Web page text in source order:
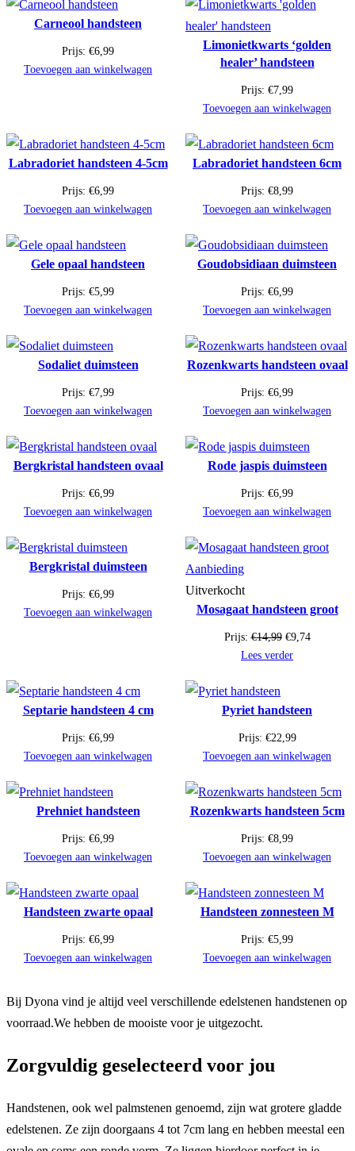
Carneool handsteen
Prijs: €6,99
Toevoegen aan winkelwagen
Limonietkwarts ‘golden
healer’ handsteen
Prijs: €7,99
Toevoegen aan winkelwagen
Labradoriet handsteen 4-5cm
Prijs: €6,99
Toevoegen aan winkelwagen
Labradoriet handsteen 6cm
Prijs: €8,99
Toevoegen aan winkelwagen
Gele opaal handsteen
Prijs: €5,99
Toevoegen aan winkelwagen
Goudobsidiaan duimsteen
Prijs: €6,99
Toevoegen aan winkelwagen
Sodaliet duimsteen
Prijs: €7,99
Toevoegen aan winkelwagen
Rozenkwarts handsteen ovaal
Prijs: €6,99
Toevoegen aan winkelwagen
Bergkristal handsteen ovaal
Prijs: €6,99
Toevoegen aan winkelwagen
Rode jaspis duimsteen
Prijs: €6,99
Toevoegen aan winkelwagen
Bergkristal duimsteen
Prijs: €6,99
Toevoegen aan winkelwagen
AanbiedingProduct
in
de
uitverkoop
Uitverkocht
Mosagaat handsteen groot
Prijs:€14,99
prijs
€9,74Huidige
Lees verder
Septarie handsteen 4 cm
Prijs: €6,99
Toevoegen aan winkelwagen
Pyriet handsteen
Prijs: €22,99
Toevoegen aan winkelwagen
Prehniet handsteen
Prijs: €6,99
Toevoegen aan winkelwagen
Rozenkwarts handsteen 5cm
Prijs: €8,99
Toevoegen aan winkelwagen
Handsteen zwarte opaal
Prijs: €6,99
Toevoegen aan winkelwagen
Handsteen zonnesteen M
Prijs: €5,99
Toevoegen aan winkelwagen
Bij Dyona vind je altijd veel verschillende edelstenen handstenen op
voorraad.We hebben de mooiste voor je uitgezocht.
Zorgvuldig geselecteerd voor jou
Handstenen, ook wel palmstenen genoemd, zijn wat grotere gladde
edelstenen. Ze zijn doorgaans 4 tot 7cm lang en hebben meestal een